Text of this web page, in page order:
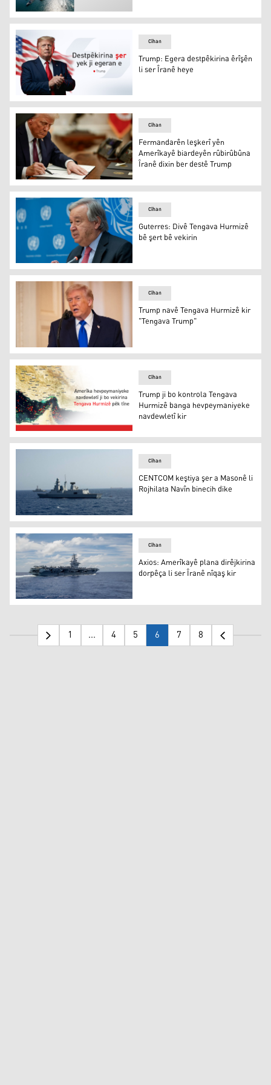
Axios pêşniyareke nû ya Îranê aşkere dike
Trump: Egera destpêkirina êrîşên li ser Îranê heye
Cîhan
Trump: Egera destpêkirina êrîşên
li ser Îranê heye
Donald Trump
Cîhan
Fermandarên leşkerî yên
Amerîkayê biardeyên rûbirûbûna
Îranê dixin ber destê Trump
Antonio Guterres
Cîhan
Guterres: Divê Tengava Hurmizê
bê şert bê vekirin
Trump navê Tengava Hurmizê kir "Tengava Trump"
Cîhan
Trump navê Tengava Hurmizê kir
"Tengava Trump"
Trump ji bo kontrola Tengava Hurmizê banga
Cîhan
Trump ji bo kontrola Tengava
Hurmizê banga hevpeymaniyeke
navdewletî kir
CENTCOM keştiya şer a Masonê li Rojhilata Navîn
Cîhan
CENTCOM keştiya şer a Masonê li
Rojhilata Navîn binecih dike
Axios: Amerîkayê plana dirêjkirina dorpêça li ser Îranê
Cîhan
Axios: Amerîkayê plana dirêjkirina
dorpêça li ser Îranê nîqaş kir
1 ... 4 5 6 7 8